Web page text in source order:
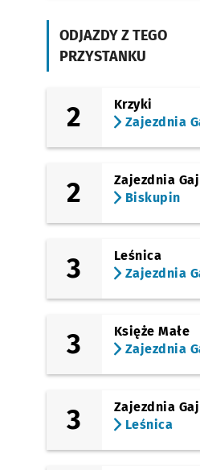
ODJAZDY Z TEGO
PRZYSTANKU
2
Krzyki
Zajezdnia
2
Zajezdnia Gaj
Biskupin
3
Leśnica
Zajezdnia
3
Księże Małe
Zajezdnia
3
Zajezdnia Gaj
Leśnica